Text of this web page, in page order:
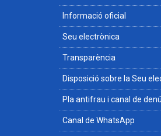
Informació oficial
Seu electrònica
Transparència
Disposició sobre la Seu
Pla antifrau i canal de
Canal de WhatsApp